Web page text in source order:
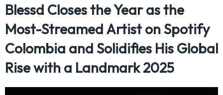
Blessd Closes the Year as the
Most-Streamed Artist on Spotify
Colombia and Solidifies His Global
Rise with a Landmark 2025